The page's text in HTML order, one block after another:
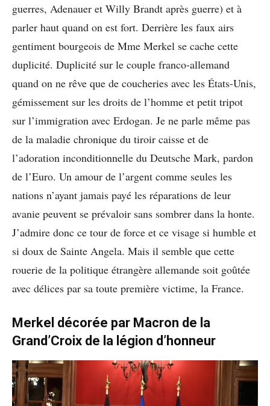
guerres, Adenauer et Willy Brandt après guerre) et à
parler haut quand on est fort. Derrière les faux airs
gentiment bourgeois de Mme Merkel se cache cette
duplicité. Duplicité sur le couple franco-allemand
quand on ne rêve que de coucheries avec les États-Unis,
gémissement sur les droits de l’homme et petit tripot
sur l’immigration avec Erdogan. Je ne parle même pas
de la maladie chronique du tiroir caisse et de
l’adoration inconditionnelle du Deutsche Mark, pardon
de l’Euro. Un amour de l’argent comme seules les
nations n’ayant jamais payé les réparations de leur
avanie peuvent se prévaloir sans sombrer dans la honte.
J’admire donc ce tour de force et ce visage si humble et
si doux de Sainte Angela. Mais il semble que cette
rouerie de la politique étrangère allemande soit goûtée
avec délices par sa toute première victime, la France.
Merkel décorée par Macron de la
Grand’Croix de la légion d’honneur